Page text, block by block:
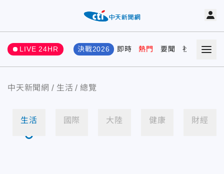
LIVE 24HR 決戰2026 即時 熱門 要聞 社會 娛樂
中天新聞網 生活 總覽
生活 國際 大陸 健康 財經